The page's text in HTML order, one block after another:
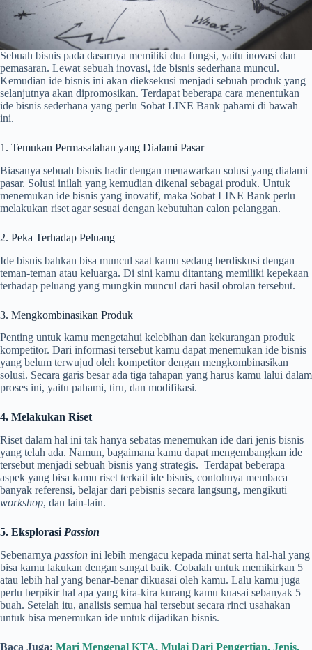
Sebuah bisnis pada dasarnya memiliki dua fungsi, yaitu inovasi dan
pemasaran. Lewat sebuah inovasi, ide bisnis sederhana muncul.
Kemudian ide bisnis ini akan dieksekusi menjadi sebuah produk yang
selanjutnya akan dipromosikan. Terdapat beberapa cara menentukan
ide bisnis sederhana yang perlu Sobat LINE Bank pahami di bawah
ini.
1. Temukan Permasalahan yang Dialami Pasar
Biasanya sebuah bisnis hadir dengan menawarkan solusi yang dialami
pasar. Solusi inilah yang kemudian dikenal sebagai produk. Untuk
menemukan ide bisnis yang inovatif, maka Sobat LINE Bank perlu
melakukan riset agar sesuai dengan kebutuhan calon pelanggan.
2. Peka Terhadap Peluang
Ide bisnis bahkan bisa muncul saat kamu sedang berdiskusi dengan
teman-teman atau keluarga. Di sini kamu ditantang memiliki kepekaan
terhadap peluang yang mungkin muncul dari hasil obrolan tersebut.
3. Mengkombinasikan Produk
Penting untuk kamu mengetahui kelebihan dan kekurangan produk
kompetitor. Dari informasi tersebut kamu dapat menemukan ide bisnis
yang belum terwujud oleh kompetitor dengan mengkombinasikan
solusi. Secara garis besar ada tiga tahapan yang harus kamu lalui dalam
proses ini, yaitu pahami, tiru, dan modifikasi.
4. Melakukan Riset
Riset dalam hal ini tak hanya sebatas menemukan ide dari jenis bisnis
yang telah ada. Namun, bagaimana kamu dapat mengembangkan ide
tersebut menjadi sebuah bisnis yang strategis. Terdapat beberapa
aspek yang bisa kamu riset terkait ide bisnis, contohnya membaca
banyak referensi, belajar dari pebisnis secara langsung, mengikuti
workshop, dan lain-lain.
5. Eksplorasi Passion
Sebenarnya passion ini lebih mengacu kepada minat serta hal-hal yang
bisa kamu lakukan dengan sangat baik. Cobalah untuk memikirkan 5
atau lebih hal yang benar-benar dikuasai oleh kamu. Lalu kamu juga
perlu berpikir hal apa yang kira-kira kurang kamu kuasai sebanyak 5
buah. Setelah itu, analisis semua hal tersebut secara rinci usahakan
untuk bisa menemukan ide untuk dijadikan bisnis.
Baca Juga: Mari Mengenal KTA, Mulai Dari Pengertian, Jenis,